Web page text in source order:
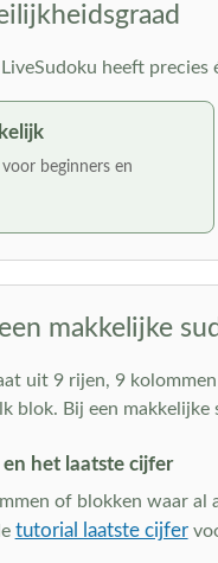
heeft
beginners en
makkelijke
uit 9 rijen, 9
blok. Bij een
het laatste cijfer
of blokken waar al
tutorial laatste cijfer